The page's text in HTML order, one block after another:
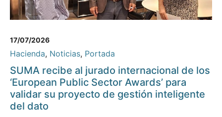
17/07/2026
Hacienda, Noticias, Portada
SUMA recibe al jurado internacional de los
‘European Public Sector Awards’ para
validar su proyecto de gestión inteligente
del dato